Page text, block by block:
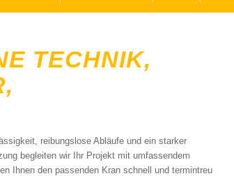
TECHNIK,
reibungslose Abläufe und ein starker
begleiten wir Ihr Projekt mit umfassendem
Ihnen den passenden Kran schnell und termintreu